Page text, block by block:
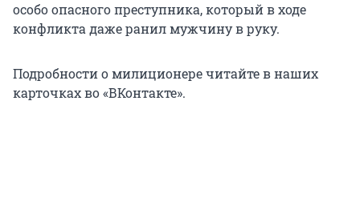
особо опасного преступника, который в ходе
конфликта даже ранил мужчину в руку.
Подробности о милиционере читайте в наших
карточках во «ВКонтакте».